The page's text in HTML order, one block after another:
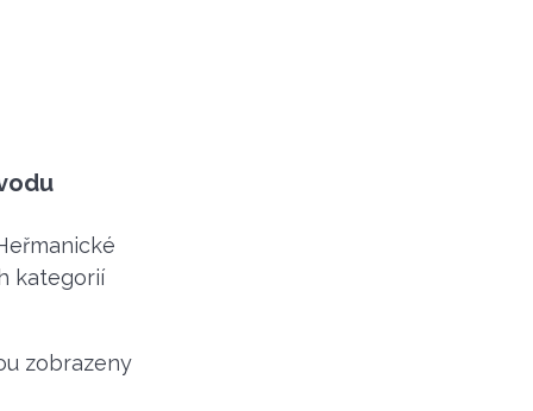
kategorií
zobrazeny